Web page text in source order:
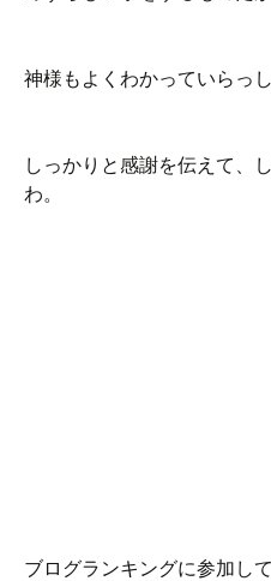
神様もよくわかっていらっし
しっかりと感謝を伝えて、
わ。
ブログランキングに参加して